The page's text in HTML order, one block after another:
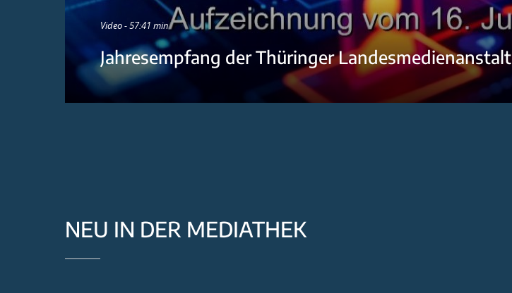
Video - 57:41 min
Jahresempfang der Thüringer Landesmedienanstalt
NEU IN DER MEDIATHEK